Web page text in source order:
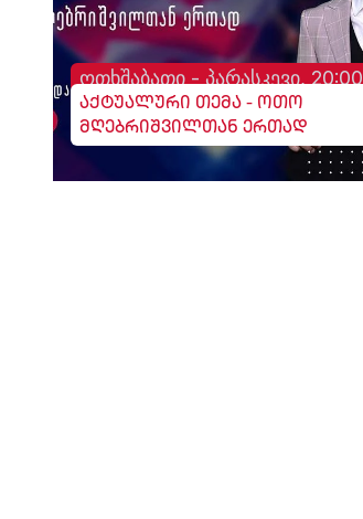
ოთხშაბათი - პარასკევი, 20:00
აქტუალური თემა - ოთო
მღებრიშვილთან ერთად